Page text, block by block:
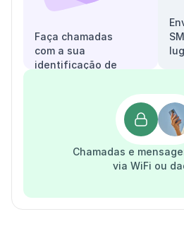
Faça chamadas
com a sua
identificação de
Chamadas e
via WiFi ou